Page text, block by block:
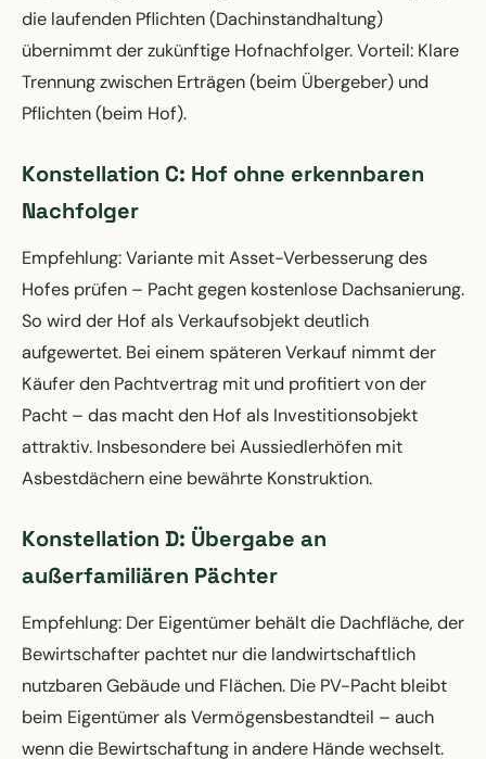
die laufenden Pflichten (Dachinstandhaltung)
übernimmt der zukünftige Hofnachfolger. Vorteil: Klare
Trennung zwischen Erträgen (beim Übergeber) und
Pflichten (beim Hof).
Konstellation C: Hof ohne erkennbaren
Nachfolger
Empfehlung: Variante mit Asset-Verbesserung des
Hofes prüfen – Pacht gegen kostenlose Dachsanierung.
So wird der Hof als Verkaufsobjekt deutlich
aufgewertet. Bei einem späteren Verkauf nimmt der
Käufer den Pachtvertrag mit und profitiert von der
Pacht – das macht den Hof als Investitionsobjekt
attraktiv. Insbesondere bei Aussiedlerhöfen mit
Asbestdächern eine bewährte Konstruktion.
Konstellation D: Übergabe an
außerfamiliären Pächter
Empfehlung: Der Eigentümer behält die Dachfläche, der
Bewirtschafter pachtet nur die landwirtschaftlich
nutzbaren Gebäude und Flächen. Die PV-Pacht bleibt
beim Eigentümer als Vermögensbestandteil – auch
wenn die Bewirtschaftung in andere Hände wechselt.